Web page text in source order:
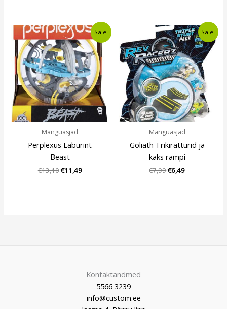
Sale!
Mänguasjad
Perplexus Labürint
Beast
€13,10
Algne
hind
oli:
€13,10.
€11,49
Current
price
is:
€11,49.
Sale!
Mänguasjad
Goliath Trikiratturid ja
kaks rampi
€7,99
Algne
hind
oli:
€7,99.
€6,49
Current
price
is:
€6,49.
Kontaktandmed
5566 3239
info@custom.ee